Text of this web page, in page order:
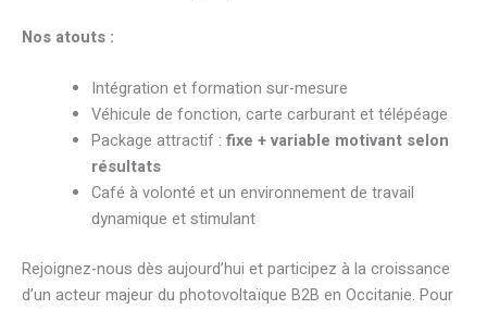
Nos atouts :
Intégration et formation sur-mesure
Véhicule de fonction, carte carburant et télépéage
Package attractif : fixe + variable motivant selon
résultats
Café à volonté et un environnement de travail
dynamique et stimulant
Rejoignez-nous dès aujourd’hui et participez à la croissance
d’un acteur majeur du photovoltaïque B2B en Occitanie. Pour